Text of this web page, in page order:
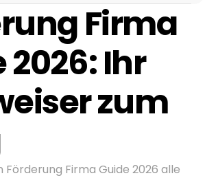
Firma
2026: Ihr
zum
Förderung Firma Guide 2026 alle